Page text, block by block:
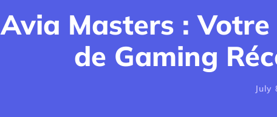
Avia Masters : Votre
de Gaming
July